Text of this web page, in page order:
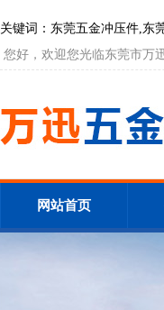
关键词：东莞五金冲压件,东
您好，欢迎您光临东莞市万
网站首页